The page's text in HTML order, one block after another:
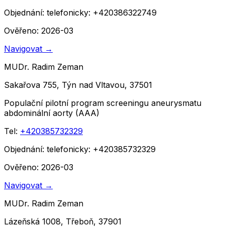
Objednání: telefonicky: +420386322749
Ověřeno: 2026-03
Navigovat →
MUDr. Radim Zeman
Sakařova 755, Týn nad Vltavou, 37501
Populační pilotní program screeningu aneurysmatu
abdominální aorty (AAA)
Tel: +420385732329
Objednání: telefonicky: +420385732329
Ověřeno: 2026-03
Navigovat →
MUDr. Radim Zeman
Lázeňská 1008, Třeboň, 37901